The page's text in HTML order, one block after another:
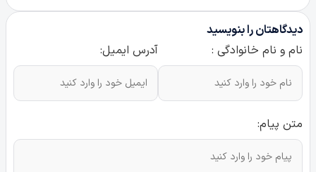
دیدگاهتان را بنویسید
نام و نام خانوادگی :
آدرس ایمیل:
متن پیام: